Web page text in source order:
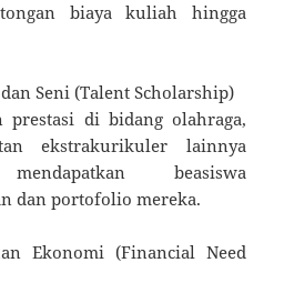
biaya kuliah hingga
Seni (Talent Scholarship)
prestasi di bidang olahraga,
ekstrakurikuler lainnya
mendapatkan beasiswa
dan portofolio mereka.
Ekonomi (Financial Need